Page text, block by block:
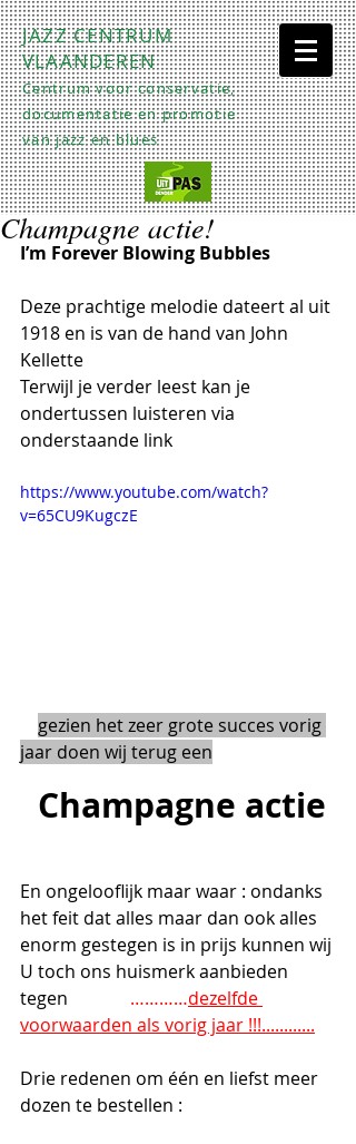
JAZZ CENTRUM
VLAANDEREN
Centrum voor conservatie,
documentatie en promotie
van jazz en blues
Champagne actie!
I’m Forever Blowing Bubbles
Deze prachtige melodie dateert al uit
1918 en is van de hand van John
Kellette
Terwijl je verder leest kan je
ondertussen luisteren via
onderstaande link
https://www.youtube.com/watch?
v=65CU9KugczE
gezien het zeer grote succes vorig
jaar doen wij terug een
  Champagne actie
En ongelooflijk maar waar : ondanks
het feit dat alles maar dan ook alles
enorm gestegen is in prijs kunnen wij
U toch ons huismerk aanbieden
tegen …………dezelfde
voorwaarden als vorig jaar !!!............
Drie redenen om één en liefst meer
dozen te bestellen :